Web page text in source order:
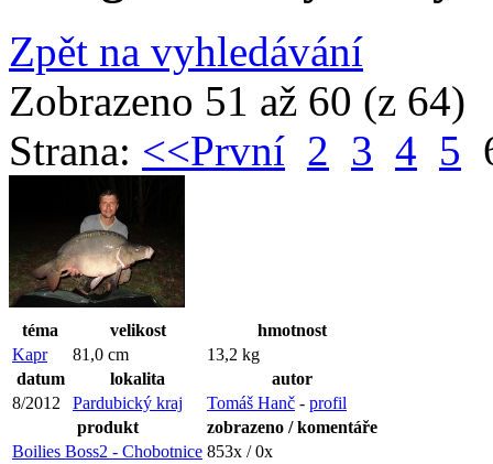
Zpět na vyhledávání
Zobrazeno 51 až 60 (z 64)
Strana: <<První 2 3 4 5
téma velikost
hmotnost
Kapr
81,0 cm
13,2 kg
datum
lokalita
autor
8/2012
Pardubický kraj Tomáš Hanč - profil
produkt
zobrazeno / komentáře
Boilies Boss2 - Chobotnice 853x / 0x